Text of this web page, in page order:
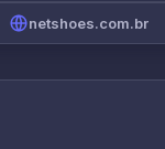
netshoes.com.br